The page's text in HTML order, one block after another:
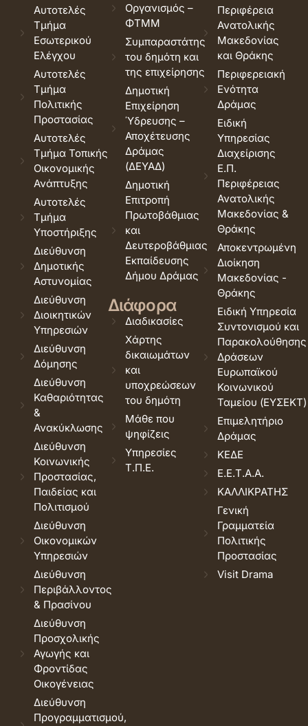
Αυτοτελές
Τμήμα
Εσωτερικού
Ελέγχου
Αυτοτελές
Τμήμα
Πολιτικής
Προστασίας
Αυτοτελές
Τμήμα Τοπικής
Οικονομικής
Ανάπτυξης
Αυτοτελές
Τμήμα
Υποστήριξης
Διεύθυνση
Δημοτικής
Αστυνομίας
Διεύθυνση
Διοικητικών
Υπηρεσιών
Διεύθυνση
Δόμησης
Διεύθυνση
Καθαριότητας
&
Ανακύκλωσης
Διεύθυνση
Κοινωνικής
Προστασίας,
Παιδείας και
Πολιτισμού
Διεύθυνση
Οικονομικών
Υπηρεσιών
Διεύθυνση
Περιβάλλοντος
& Πρασίνου
Διεύθυνση
Προσχολικής
Αγωγής και
Φροντίδας
Οικογένειας
Διεύθυνση
Προγραμματισμού,
Οργανισμός –
ΦΤΜΜ
Συμπαραστάτης
του δημότη και
της επιχείρησης
Δημοτική
Επιχείρηση
Ύδρευσης –
Αποχέτευσης
Δράμας
(ΔΕΥΑΔ)
Δημοτική
Επιτροπή
Πρωτοβάθμιας
και
Δευτεροβάθμιας
Εκπαίδευσης
Δήμου Δράμας
Διάφορα
Διαδικασίες
Χάρτης
δικαιωμάτων
και
υποχρεώσεων
του δημότη
Μάθε που
ψηφίζεις
Υπηρεσίες
Τ.Π.Ε.
Περιφέρεια
Ανατολικής
Μακεδονίας
και Θράκης
Περιφερειακή
Ενότητα
Δράμας
Ειδική
Υπηρεσίας
Διαχείρισης
Ε.Π.
Περιφέρειας
Ανατολικής
Μακεδονίας &
Θράκης
Αποκεντρωμένη
Διοίκηση
Μακεδονίας -
Θράκης
Ειδική Υπηρεσία
Συντονισμού και
Παρακολούθησης
Δράσεων
Ευρωπαϊκού
Κοινωνικού
Ταμείου (ΕΥΣΕΚΤ)
Επιμελητήριο
Δράμας
ΚΕΔΕ
Ε.Ε.Τ.Α.Α.
ΚΑΛΛΙΚΡΑΤΗΣ
Γενική
Γραμματεία
Πολιτικής
Προστασίας
Visit Drama